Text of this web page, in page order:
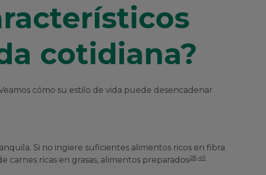
cotidiana?
cómo su estilo de vida puede desencadenar
Si no ingiere suficientes alimentos ricos en fibra
ricas en grasas, alimentos preparados28,49